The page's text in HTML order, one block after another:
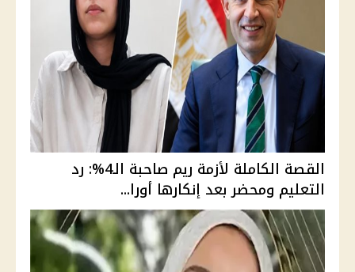
القصة الكاملة لأزمة ريم صاحبة الـ4%: رد
التعليم ومحضر بعد إنكارها أورا...